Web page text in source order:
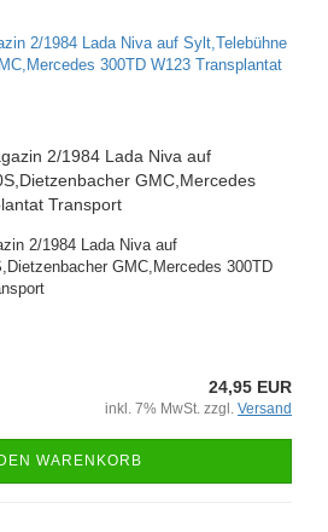
2/1984 Lada Niva auf
GMC,Mercedes
Transport
2/1984 Lada Niva auf
GMC,Mercedes 300TD
24,95 EUR
inkl. 7% MwSt. zzgl. Versand
WARENKORB